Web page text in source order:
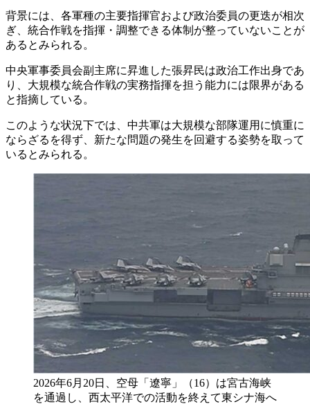
背景には、各軍種の主要指揮官および政治委員の更迭が相次
ぎ、統合作戦を指揮・調整できる体制が整っていないことが
あるとみられる。
中央軍事委員会副主席に昇進した張昇民は政治工作出身であ
り、大規模な統合作戦の実務指揮を担う能力には限界がある
と指摘している。
このような状況下では、中共軍は大規模な部隊運用に慎重に
ならざるを得ず、新たな問題の発生を回避する姿勢を取って
いるとみられる。
2026年6月20日、空母「遼寧」（16）は宮古海峡
を通過し、西太平洋での活動を終えて東シナ海へ